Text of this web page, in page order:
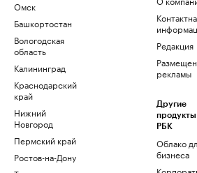
Омск
Башкортостан
Вологодская
область
Калининград
Краснодарский
край
Нижний
Новгород
Пермский край
Ростов-на-Дону
Редакция
рекламы
Другие
продукты
РБК
Облако
бизнеса